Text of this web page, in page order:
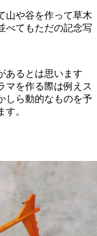
山や谷を作って草木
べてもただの記念写
あるとは思います
マを作る際は例えス
しら動的なものを予
。